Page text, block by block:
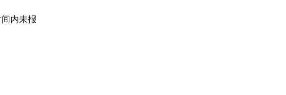
内未报